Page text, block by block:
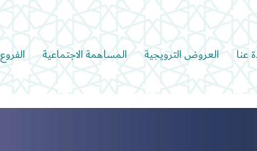
عنا العروض الترويجية المساهمة الاجتماعية الفروع